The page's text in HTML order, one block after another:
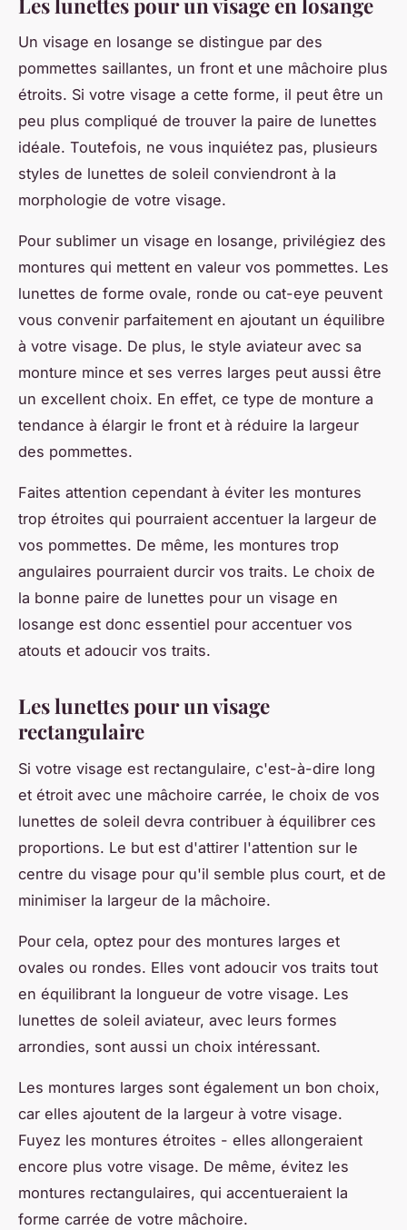
Un visage en losange se distingue par des
pommettes saillantes, un front et une mâchoire plus
étroits. Si votre visage a cette forme, il peut être un
peu plus compliqué de trouver la paire de lunettes
idéale. Toutefois, ne vous inquiétez pas, plusieurs
styles de lunettes de soleil conviendront à la
morphologie de votre visage.
Pour sublimer un visage en losange, privilégiez des
montures qui mettent en valeur vos pommettes. Les
lunettes de forme ovale, ronde ou cat-eye peuvent
vous convenir parfaitement en ajoutant un équilibre
à votre visage. De plus, le style aviateur avec sa
monture mince et ses verres larges peut aussi être
un excellent choix. En effet, ce type de monture a
tendance à élargir le front et à réduire la largeur
des pommettes.
Faites attention cependant à éviter les montures
trop étroites qui pourraient accentuer la largeur de
vos pommettes. De même, les montures trop
angulaires pourraient durcir vos traits. Le choix de
la bonne paire de lunettes pour un visage en
losange est donc essentiel pour accentuer vos
atouts et adoucir vos traits.
Les lunettes pour un visage
rectangulaire
Si votre visage est rectangulaire, c'est-à-dire long
et étroit avec une mâchoire carrée, le choix de vos
lunettes de soleil devra contribuer à équilibrer ces
proportions. Le but est d'attirer l'attention sur le
centre du visage pour qu'il semble plus court, et de
minimiser la largeur de la mâchoire.
Pour cela, optez pour des montures larges et
ovales ou rondes. Elles vont adoucir vos traits tout
en équilibrant la longueur de votre visage. Les
lunettes de soleil aviateur, avec leurs formes
arrondies, sont aussi un choix intéressant.
Les montures larges sont également un bon choix,
car elles ajoutent de la largeur à votre visage.
Fuyez les montures étroites - elles allongeraient
encore plus votre visage. De même, évitez les
montures rectangulaires, qui accentueraient la
forme carrée de votre mâchoire.